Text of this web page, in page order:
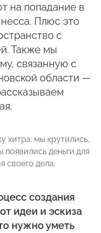
на попадание в
Плюс это
с
Также мы
связанную с
области —
хитра: мы крутились,
деньги для
своего дела.
создания
идеи и эскиза
нужно уметь